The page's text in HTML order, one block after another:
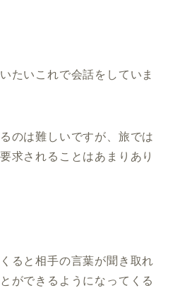
たいこれで会話をしていま
のは難しいですが、旅では
求されることはあまりあり
ると相手の言葉が聞き取れ
ができるようになってくる